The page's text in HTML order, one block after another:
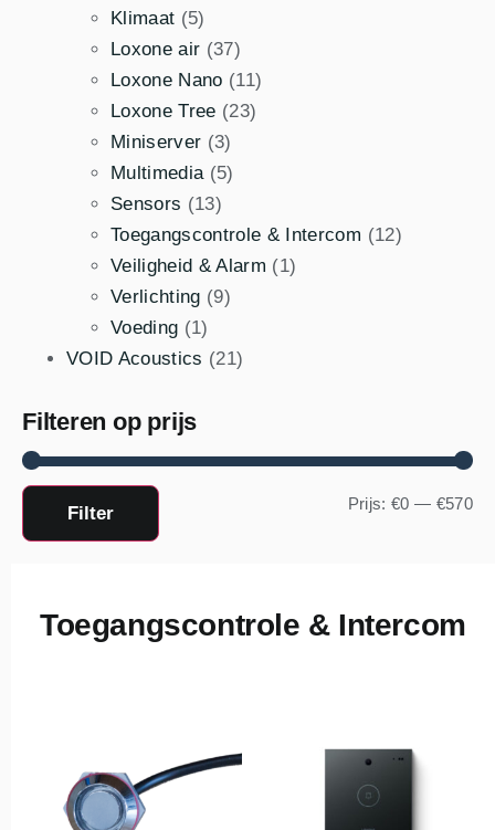
Klimaat (5)
Loxone air (37)
Loxone Nano (11)
Loxone Tree (23)
Miniserver (3)
Multimedia (5)
Sensors (13)
Toegangscontrole & Intercom (12)
Veiligheid & Alarm (1)
Verlichting (9)
Voeding (1)
VOID Acoustics (21)
Filteren op prijs
Filter Prijs: €0 — €570
Toegangscontrole & Intercom